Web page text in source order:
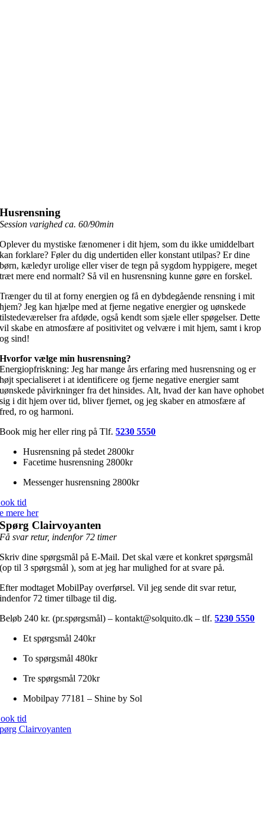
Husrensning
Session varighed ca. 60/90min
Oplever du mystiske fænomener i dit hjem, som du ikke umiddelbart
kan forklare? Føler du dig undertiden eller konstant utilpas? Er dine
børn, kæledyr urolige eller viser de tegn på sygdom hyppigere, meget
træt mere end normalt? Så vil en husrensning kunne gøre en forskel.
Trænger du til at forny energien og få en dybdegående rensning i mit
hjem? Jeg kan hjælpe med at fjerne negative energier og uønskede
tilstedeværelser fra afdøde, også kendt som sjæle eller spøgelser. Dette
vil skabe en atmosfære af positivitet og velvære i mit hjem, samt i krop
og sind!
Hvorfor vælge min husrensning?
Energiopfriskning: Jeg har mange års erfaring med husrensning og er
højt specialiseret i at identificere og fjerne negative energier samt
uønskede påvirkninger fra det hinsides. Alt, hvad der kan have ophobet
sig i dit hjem over tid, bliver fjernet, og jeg skaber en atmosfære af
fred, ro og harmoni.
Book mig her eller ring på Tlf.5230 5550
Husrensning på stedet 2800kr
Facetime husrensning 2800kr
Messenger husrensning 2800kr
tid
mere her
Spørg Clairvoyanten
Få svar retur, indenfor 72 timer
Skriv dine spørgsmål på E-Mail. Det skal være et konkret spørgsmål
(op til 3 spørgsmål ), som at jeg har mulighed for at svare på.
Efter modtaget MobilPay overførsel. Vil jeg sende dit svar retur,
indenfor 72 timer tilbage til dig.
Beløb 240 kr. (pr.spørgsmål) – kontakt@solquito.dk – tlf.5230 5550
Et spørgsmål 240kr
To spørgsmål 480kr
Tre spørgsmål 720kr
Mobilpay 77181 – Shine by Sol
tid
Clairvoyanten